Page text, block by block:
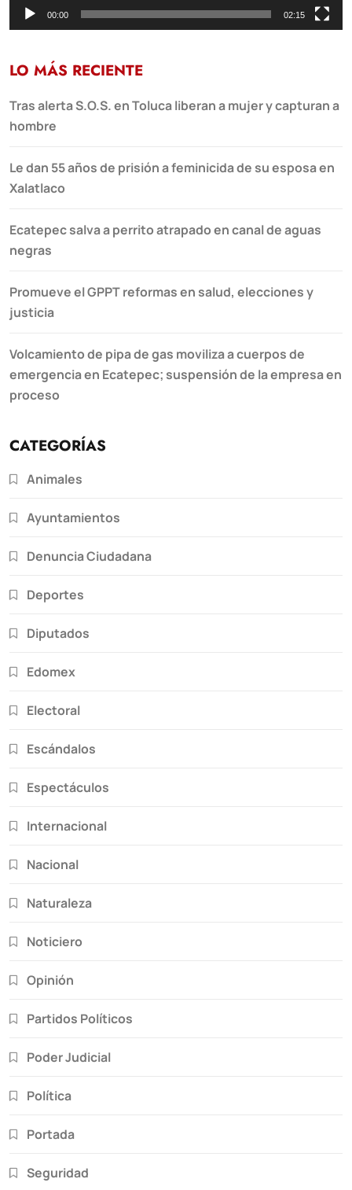
00:00 02:15
LO MÁS RECIENTE
Tras alerta S.O.S. en Toluca liberan a mujer y capturan a
hombre
Le dan 55 años de prisión a feminicida de su esposa en
Xalatlaco
Ecatepec salva a perrito atrapado en canal de aguas
negras
Promueve el GPPT reformas en salud, elecciones y
justicia
Volcamiento de pipa de gas moviliza a cuerpos de
emergencia en Ecatepec; suspensión de la empresa en
proceso
CATEGORÍAS
Animales
Ayuntamientos
Denuncia Ciudadana
Deportes
Diputados
Edomex
Electoral
Escándalos
Espectáculos
Internacional
Nacional
Naturaleza
Noticiero
Opinión
Partidos Políticos
Poder Judicial
Política
Portada
Seguridad